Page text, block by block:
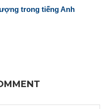
trong tiếng Anh